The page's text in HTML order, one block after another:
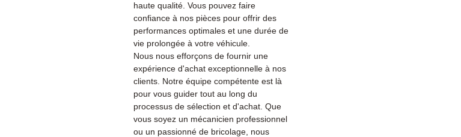
haute qualité. Vous pouvez faire
confiance à nos pièces pour offrir des
performances optimales et une durée de
vie prolongée à votre véhicule.
Nous nous efforçons de fournir une
expérience d'achat exceptionnelle à nos
clients. Notre équipe compétente est là
pour vous guider tout au long du
processus de sélection et d'achat. Que
vous soyez un mécanicien professionnel
ou un passionné de bricolage, nous